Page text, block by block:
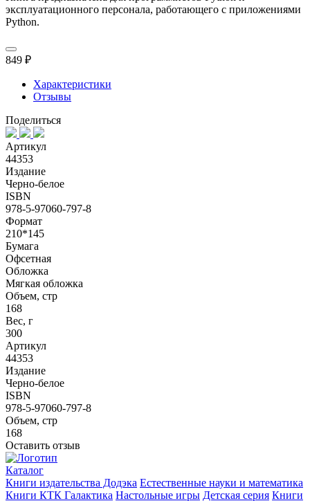
эксплуатационного персонала, работающего с приложениями
Python.
849 ₽
Характеристики
Отзывы
Поделиться
Артикул
44353
Издание
Черно-белое
ISBN
978-5-97060-797-8
Формат
210*145
Бумага
Офсетная
Обложка
Мягкая обложка
Объем, стр
168
Вес, г
300
Артикул
44353
Издание
Черно-белое
ISBN
978-5-97060-797-8
Объем, стр
168
Оставить отзыв
Каталог
Книги издательства Додэка Естественные науки и математика
Книги КТК Галактика Настольные игры Детская серия Книги